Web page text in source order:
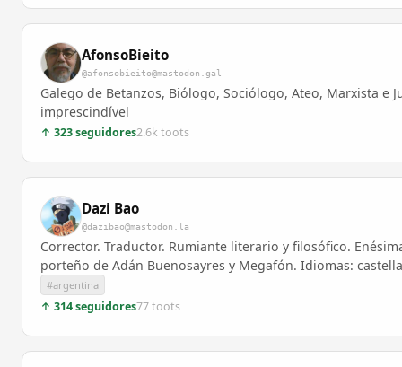
AfonsoBieito
@afonsobieito@mastodon.gal
Galego de Betanzos, Biólogo, Sociólogo, Ateo, Marxista
imprescindível
↑ 323 seguidores2.6k toots
Dazi Bao
@dazibao@mastodon.la
Corrector. Traductor. Rumiante literario y filosófico.
porteño de Adán Buenosayres y Megafón. Idiomas:
#argentina
↑ 314 seguidores77 toots